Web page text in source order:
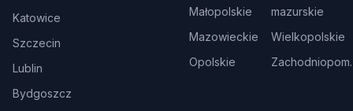
Katowice
Szczecin
Lublin
Bydgoszcz
Małopolskie
Mazowieckie
Opolskie
mazurskie
Wielkopolskie
Zachodniopom.